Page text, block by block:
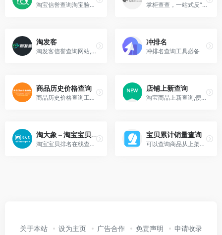
淘宝信誉查询淘宝验号工具箱,查小号淘宝极速验号,淘宝账号查询等各种淘宝周平均点数查询,淘口令二维码魔搜查询小号权重等等上,淘大猫都有它的个性，一款百万卖家工具! 掌柜查查，一站式反“恶”专家，拥有百万级电商恶人数据库，通过浏览器插件对店铺订单进行自动甄别和过滤，排除恶意买家。支持天猫，淘宝，京东，拼多多等众多电商平台，免费试用。
淘发客
淘发客信誉查询网站,免费提供淘宝买家信誉查询、淘宝卖家信誉查询、淘宝信用等级查询等各项淘宝信誉查询服务，是淘宝防降权、淘宝小号查询必备工具箱。
冲排名
冲排名查询工具必备
商品历史价格查询
商品历史价格查询工具让您轻松掌握商品的历史价格趋势，辨别商品真假促销，支持淘宝历史价格查询、天猫历史价格查询、京东历史价格查询等，是一款不可多得的购物神器。
店铺上新查询
淘宝商品上新查询,便于分析同行上新情况。
淘大象 – 淘宝宝贝排名在线查询
淘宝宝贝排名在线查询,宝贝排名查询,快速查询宝贝排名,淘宝无线端宝贝排名查询,淘宝卖家的必备工具箱
宝贝累计销量查询
可以查询商品从上架到目前一共销售出去多少件商品
关于本站 设为主页 广告合作 免责声明 申请收录